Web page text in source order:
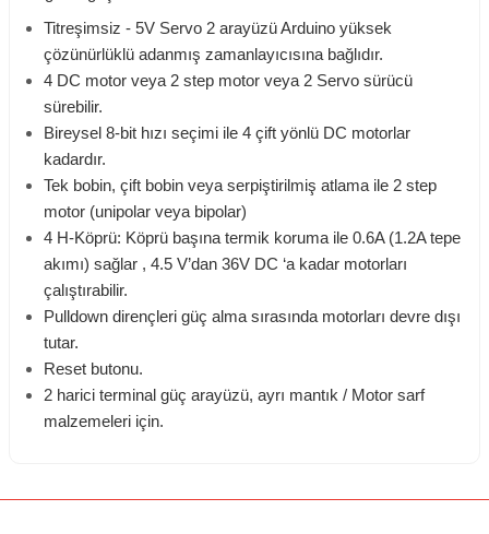
Titreşimsiz - 5V Servo 2 arayüzü Arduino yüksek
çözünürlüklü adanmış zamanlayıcısına bağlıdır.
4 DC motor veya 2 step motor veya 2 Servo sürücü
sürebilir.
Bireysel 8-bit hızı seçimi ile 4 çift yönlü DC motorlar
kadardır.
Tek bobin, çift bobin veya serpiştirilmiş atlama ile 2 step
motor (unipolar veya bipolar)
4 H-Köprü: Köprü başına termik koruma ile 0.6A (1.2A tepe
akımı) sağlar , 4.5 V’dan 36V DC ‘a kadar motorları
çalıştırabilir.
Pulldown dirençleri güç alma sırasında motorları devre dışı
tutar.
Reset butonu.
2 harici terminal güç arayüzü, ayrı mantık / Motor sarf
malzemeleri için.